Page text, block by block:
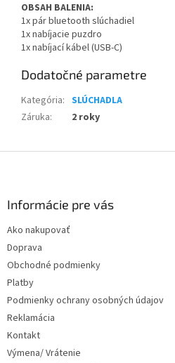
OBSAH BALENIA:
1x pár bluetooth slúchadiel
1x nabíjacie puzdro
1x nabíjací kábel (USB-C)
Dodatočné parametre
Kategória: SLÚCHADLA
Záruka: 2 roky
Informácie pre vás
Ako nakupovať
Doprava
Obchodné podmienky
Platby
Podmienky ochrany osobných údajov
Reklamácia
Kontakt
Výmena/ Vrátenie